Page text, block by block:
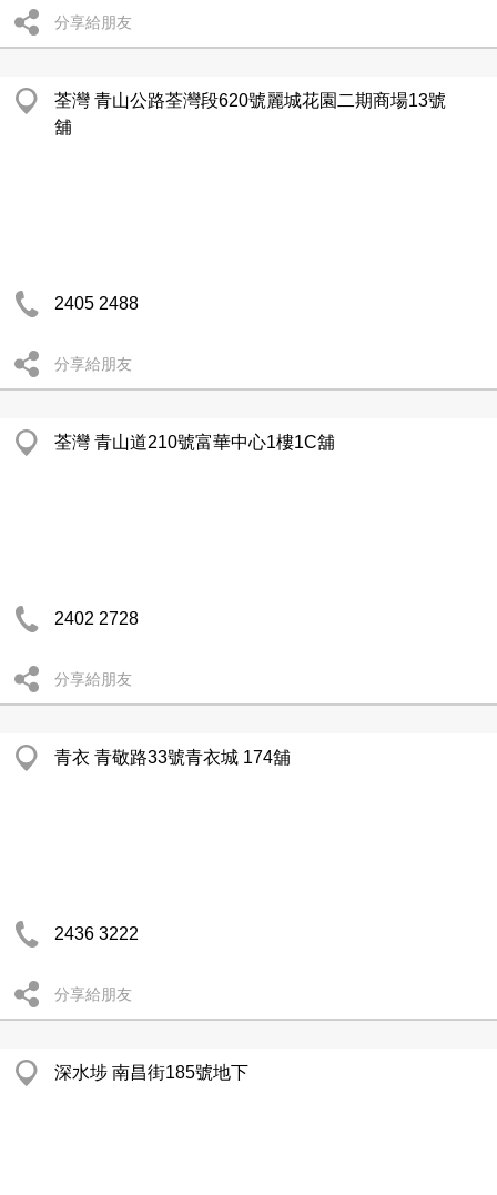
分享給朋友
荃灣 青山公路荃灣段620號麗城花園二期商場13號
舖
2405 2488
分享給朋友
荃灣 青山道210號富華中心1樓1C舖
2402 2728
分享給朋友
青衣 青敬路33號青衣城 174舖
2436 3222
分享給朋友
深水埗 南昌街185號地下